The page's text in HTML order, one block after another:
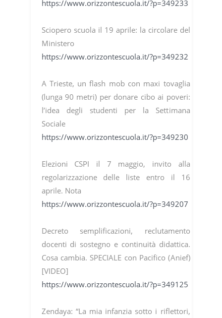
https://www.orizzontescuola.it/?p=349233
Sciopero scuola il 19 aprile: la circolare del
Ministero
https://www.orizzontescuola.it/?p=349232
A Trieste, un flash mob con maxi tovaglia
(lunga 90 metri) per donare cibo ai poveri:
l’idea degli studenti per la Settimana
Sociale
https://www.orizzontescuola.it/?p=349230
Elezioni CSPI il 7 maggio, invito alla
regolarizzazione delle liste entro il 16
aprile. Nota
https://www.orizzontescuola.it/?p=349207
Decreto semplificazioni, reclutamento
docenti di sostegno e continuità didattica.
Cosa cambia. SPECIALE con Pacifico (Anief)
[VIDEO]
https://www.orizzontescuola.it/?p=349125
Zendaya: “La mia infanzia sotto i riflettori,